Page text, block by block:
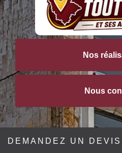
Nos
Nous
DEMANDEZ UN